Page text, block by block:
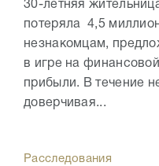
30-летняя
потеряла 4,5
незнакомцам,
в игре на
прибыли. В течение
доверчивая...
Расследования